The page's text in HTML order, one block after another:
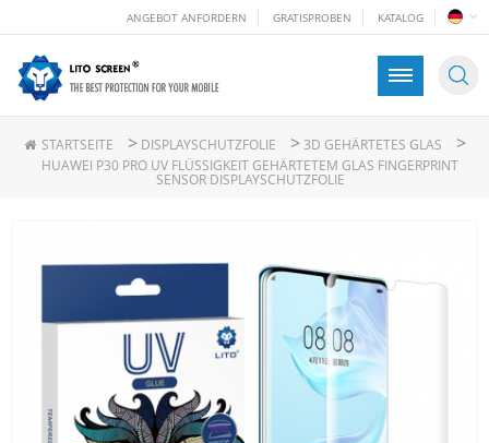
ANGEBOT ANFORDERN GRATISPROBEN KATALOG
STARTSEITE > DISPLAYSCHUTZFOLIE > 3D GEHÄRTETES GLAS >
HUAWEI P30 PRO UV FLÜSSIGKEIT GEHÄRTETEM GLAS FINGERPRINT
SENSOR DISPLAYSCHUTZFOLIE